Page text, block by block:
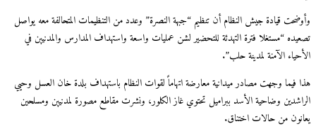
وأوضحت قيادة جيش النظام أن تنظيم “جبهة النصرة” وعدد من التنظيمات المتحالفة معه يواصل
تصعيده “مستغلا فترة التهدئة للتحضير لشن عمليات واسعة واستهداف المدارس والمدنيين في
الأحياء الآمنة لمدينة حلب”.
هذا فيما وجهت مصادر ميدانية معارضة اتهاماً لقوات النظام باستهداف بلدة خان العسل وحيي
الراشدين وضاحية الأسد ببراميل تحتوي غاز الكلور، ونشرت مقاطع مصورة لمدنيين ومسلحين
يعانون من حالات اختناق.